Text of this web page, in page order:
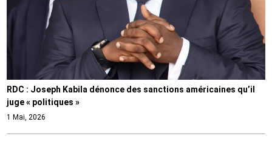
RDC : Joseph Kabila dénonce des sanctions américaines qu’il
juge « politiques »
1 Mai, 2026